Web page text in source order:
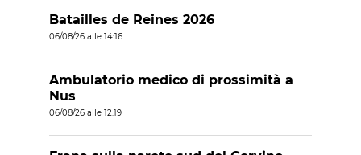
Batailles de Reines 2026
06/08/26 alle 14:16
Ambulatorio medico di prossimità a
Nus
06/08/26 alle 12:19